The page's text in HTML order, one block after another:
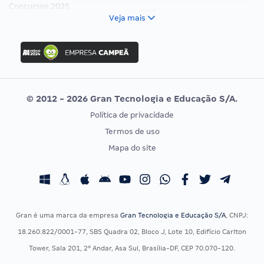
Concursos 2025
Concurso Ibama
Concurso MPU
Editais publicados
Vunesp
CONCURSOS POR PROFISSÃO
Concursos Fiscais
Concursos Saúde
EXAME DE ORDEM
Calendário OAB
Veja mais
© 2012 - 2026 Gran Tecnologia e Educação S/A.
Política de privacidade
Termos de uso
Mapa do site
Gran é uma marca da empresa Gran Tecnologia e Educação S/A, CNPJ:
18.260.822/0001-77, SBS Quadra 02, Bloco J, Lote 10, Edifício Carlton
Tower, Sala 201, 2º Andar, Asa Sul, Brasília-DF, CEP 70.070-120.